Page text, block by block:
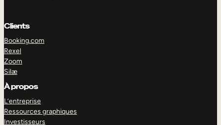
Clients
Booking.com
Rexel
Zoom
Silæ
À propos
L’entreprise
Ressources graphiques
Investisseurs